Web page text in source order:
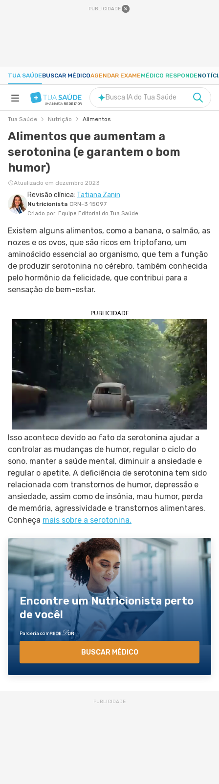
PUBLICIDADE
TUA SAÚDEBUSCAR MÉDICOAGENDAR EXAMEMÉDICO RESPONDE
NUTRIÇÃO
GRAVIDEZ
BEM-ESTAR
UMA MARCA REDE D'OR
Busca IA do Tua Saúde
Tua Saúde Nutrição Alimentos
Alimentos que aumentam a
serotonina (e garantem o bom
humor)
Atualizado em dezembro 2023
Revisão clínica: Tatiana Zanin
Nutricionista CRN-3 15097
Criado por: Equipe Editorial do Tua Saúde
Existem alguns alimentos, como a banana, o salmão, as
nozes e os ovos, que são ricos em triptofano, um
aminoácido essencial ao organismo, que tem a função
de produzir serotonina no cérebro, também conhecida
pelo hormônio da felicidade, que contribui para a
sensação de bem-estar.
PUBLICIDADE
Isso acontece devido ao fato da serotonina ajudar a
controlar as mudanças de humor, regular o ciclo do
sono, manter a saúde mental, diminuir a ansiedade e
regular o apetite. A deficiência de serotonina tem sido
relacionada com transtornos de humor, depressão e
ansiedade, assim como de insônia, mau humor, perda
de memória, agressividade e transtornos alimentares.
Conheça mais sobre a serotonina.
Encontre um Nutricionista perto
de você!
Parceria com
BUSCAR MÉDICO